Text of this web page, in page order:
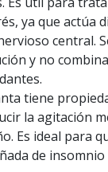
ya que actúa
central.
y no
tiene
la agitación
Es ideal para
de